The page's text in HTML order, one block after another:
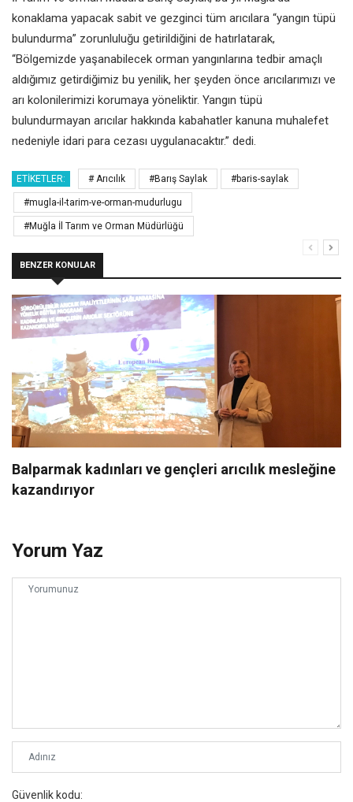
konaklama yapacak sabit ve gezginci tüm arıcılara “yangın tüpü
bulundurma” zorunluluğu getirildiğini de hatırlatarak,
“Bölgemizde yaşanabilecek orman yangınlarına tedbir amaçlı
aldığımız getirdiğimiz bu yenilik, her şeyden önce arıcılarımızı ve
arı kolonilerimizi korumaya yöneliktir. Yangın tüpü
bulundurmayan arıcılar hakkında kabahatler kanuna muhalefet
nedeniyle idari para cezası uygulanacaktır.” dedi.
ETIKETLER: # Arıcılık #Barış Saylak #baris-saylak
#mugla-il-tarim-ve-orman-mudurlugu
#Muğla İl Tarım ve Orman Müdürlüğü
BENZER KONULAR
Balparmak kadınları ve gençleri arıcılık mesleğine
kazandırıyor
Yorum Yaz
Güvenlik kodu: